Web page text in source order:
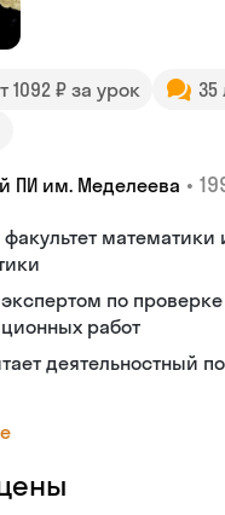
1092 ₽ за урок
35
ПИ им. Меделеева •
математики
по проверке
работ
деятельностный